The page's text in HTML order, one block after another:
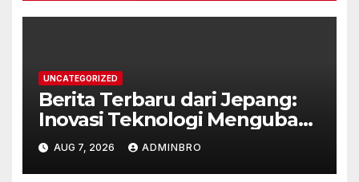
UNCATEGORIZED
Berita Terbaru dari Jepang:
Inovasi Teknologi Mengubah
Kehidupan Sehari-hari
AUG 7, 2026 ADMINBRO